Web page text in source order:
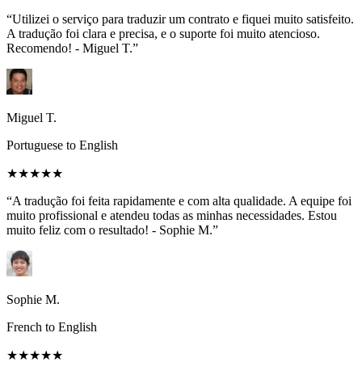
“Utilizei o serviço para traduzir um contrato e fiquei muito satisfeito.
A tradução foi clara e precisa, e o suporte foi muito atencioso.
Recomendo! - Miguel T.”
Miguel T.
Portuguese to English
★★★★★
“A tradução foi feita rapidamente e com alta qualidade. A equipe foi
muito profissional e atendeu todas as minhas necessidades. Estou
muito feliz com o resultado! - Sophie M.”
Sophie M.
French to English
★★★★★